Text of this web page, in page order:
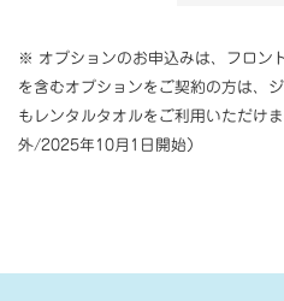
※ オプションのお申込みは、フロ
を含むオプションをご契約の方は、
もレンタルタオルをご利用いただけ
外/2025年10月1日開始）